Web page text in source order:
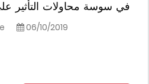
في سوسة محاولات التأثير
06/10/2019